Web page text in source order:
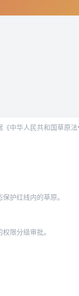
法》的规定，制定本规范。
护红线内的草原。
限分级审批。